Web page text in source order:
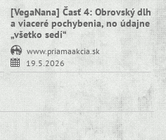
[VegaNana] Časť 4: Obrovský dlh
a viaceré pochybenia, no údajne
„všetko sedí“
www.priamaakcia.sk
19.5.2026